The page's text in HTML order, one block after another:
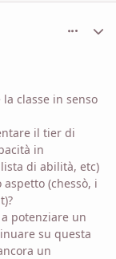
classe in senso
il tier di
in
di abilità, etc)
(chessò, i
potenziare un
su questa
un